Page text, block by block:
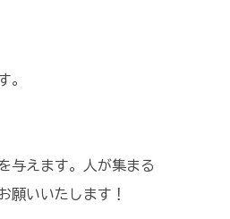
。
与えます。人が集まる
願いいたします！